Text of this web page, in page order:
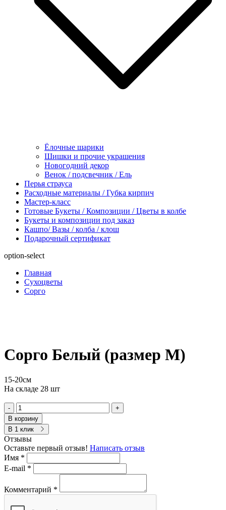
Ёлочные шарики
Шишки и прочие украшения
Новогодний декор
Венок / подсвечник / Ель
Перья страуса
Расходные материалы / Губка кирпич
Мастер-класс
Готовые Букеты / Композиции / Цветы в колбе
Букеты и композиции под заказ
Кашпо/ Вазы / колба / клош
Подарочный сертификат
option-select
Главная
Сухоцветы
Сорго
Сорго Белый (размер М)
15-20см
На складе 28 шт
-
+
В корзину
В 1 клик
Отзывы
Оставьте первый отзыв! Написать отзыв
Имя *
E-mail *
Комментарий *